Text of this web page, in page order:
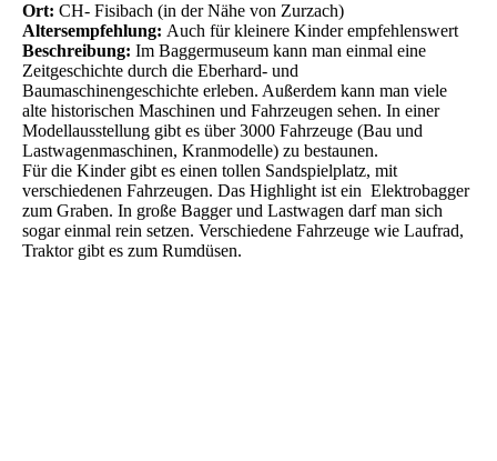
Ort: CH- Fisibach (in der Nähe von Zurzach)
Altersempfehlung: Auch für kleinere Kinder empfehlenswert
Beschreibung: Im Baggermuseum kann man einmal eine
Zeitgeschichte durch die Eberhard- und
Baumaschinengeschichte erleben. Außerdem kann man viele
alte historischen Maschinen und Fahrzeugen sehen. In einer
Modellausstellung gibt es über 3000 Fahrzeuge (Bau und
Lastwagenmaschinen, Kranmodelle) zu bestaunen.
Für die Kinder gibt es einen tollen Sandspielplatz, mit
verschiedenen Fahrzeugen. Das Highlight ist ein Elektrobagger
zum Graben. In große Bagger und Lastwagen darf man sich
sogar einmal rein setzen. Verschiedene Fahrzeuge wie Laufrad,
Traktor gibt es zum Rumdüsen.